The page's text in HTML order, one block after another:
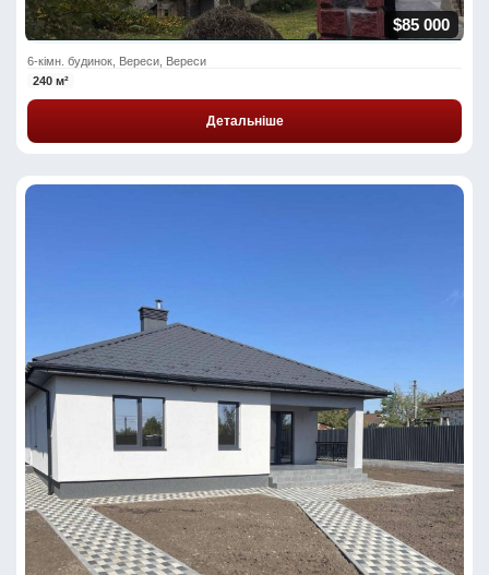
$85 000
6-кімн. будинок, Вереси, Вереси
240 м²
Детальніше